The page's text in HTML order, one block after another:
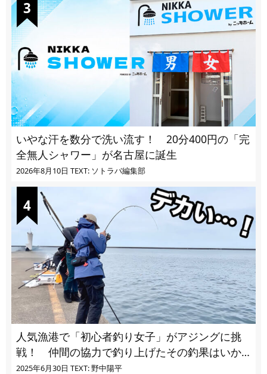
いやな汗を数分で洗い流す！ 20分400円の「完
全無人シャワー」が名古屋に誕生
2026年8月10日 TEXT: ソトラバ編集部
人気漁港で「初心者釣り女子」がアジングに挑
戦！ 仲間の協力で釣り上げたその釣果はいか
に!?
2025年6月30日 TEXT: 野中陽平